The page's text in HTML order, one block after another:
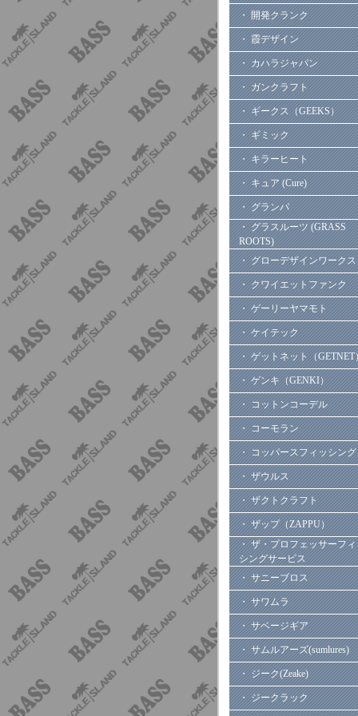
・ 開発クランク
・ 霞デザイン
・ カハラジャパン
・ ガンクラフト
・ ギークス（GEEKS）
・ ギミック
・ キラーヒート
・ キュア (Cure)
・ グランパ
・ グラスルーツ (GRASS
ROOTS)
・ グローデザインワークス
・ クワイエットファンク
・ ゲーリーヤマモト
・ ケイテック
・ ゲットネット（GETNET
・ ゲンキ（GENKI）
・ コットンコーデル
・ コーモラン
・ コッパースフィッシング
・ ザウルス
・ ザクトクラフト
・ ザップ（ZAPPU）
・ ザ・プロフェッサーフ
シングサービス
・ サニーブロス
・ サワムラ
・ サベージギア
・ サムルアーズ(sumlures)
・ ジーク(Zeake)
・ ジークラック